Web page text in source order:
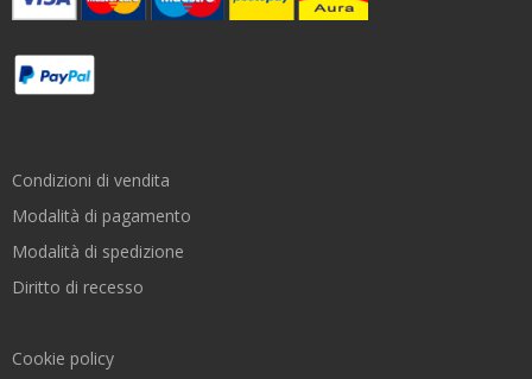
Condizioni di vendita
Modalità di pagamento
Modalità di spedizione
Diritto di recesso
Cookie policy